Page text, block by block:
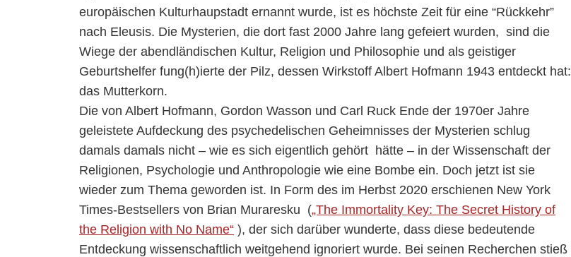
europäischen Kulturhaupstadt ernannt wurde, ist es höchste Zeit für eine “Rückkehr”
nach Eleusis. Die Mysterien, die dort fast 2000 Jahre lang gefeiert wurden, sind die
Wiege der abendländischen Kultur, Religion und Philosophie und als geistiger
Geburtshelfer fung(h)ierte der Pilz, dessen Wirkstoff Albert Hofmann 1943 entdeckt hat:
das Mutterkorn.
Die von Albert Hofmann, Gordon Wasson und Carl Ruck Ende der 1970er Jahre
geleistete Aufdeckung des psychedelischen Geheimnisses der Mysterien schlug
damals damals nicht – wie es sich eigentlich gehört hätte – in der Wissenschaft der
Religionen, Psychologie und Anthropologie wie eine Bombe ein. Doch jetzt ist sie
wieder zum Thema geworden ist. In Form des im Herbst 2020 erschienen New York
Times-Bestsellers von Brian Muraresku („The Immortality Key: The Secret History of
the Religion with No Name“ ), der sich darüber wunderte, dass diese bedeutende
Entdeckung wissenschaftlich weitgehend ignoriert wurde. Bei seinen Recherchen stieß